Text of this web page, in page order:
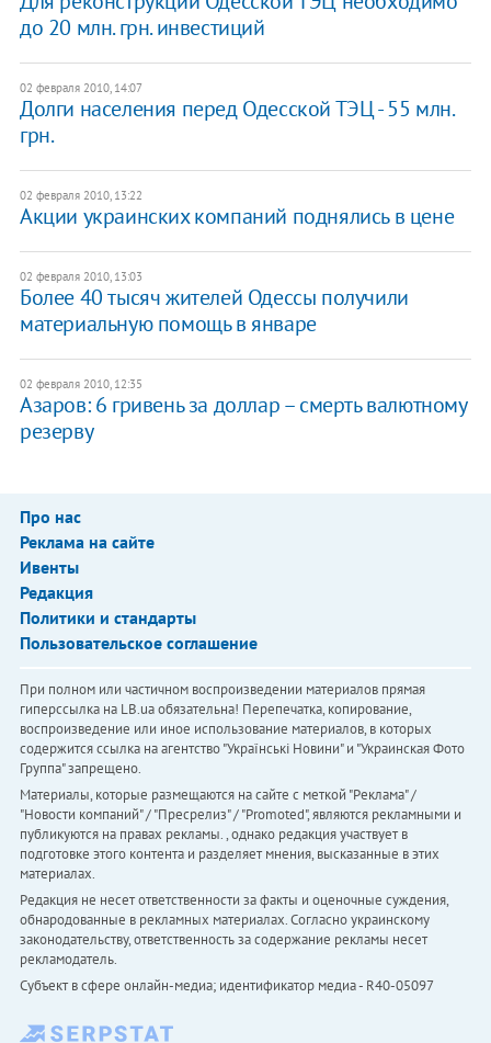
до 20 млн. грн. инвестиций
02 февраля 2010, 14:07
Долги населения перед Одесской ТЭЦ - 55 млн.
грн.
02 февраля 2010, 13:22
Акции украинских компаний поднялись в цене
02 февраля 2010, 13:03
Более 40 тысяч жителей Одессы получили
материальную помощь в январе
02 февраля 2010, 12:35
Азаров: 6 гривень за доллар – смерть валютному
резерву
Про нас
Реклама на сайте
Ивенты
Редакция
Политики и стандарты
Пользовательское соглашение
При полном или частичном воспроизведении материалов прямая
гиперссылка на LB.ua обязательна! Перепечатка, копирование,
воспроизведение или иное использование материалов, в которых
содержится ссылка на агентство "Українськi Новини" и "Украинская Фото
Группа" запрещено.
Материалы, которые размещаются на сайте с меткой "Реклама" /
"Новости компаний" / "Пресрелиз" / "Promoted", являются рекламными и
публикуются на правах рекламы. , однако редакция участвует в
подготовке этого контента и разделяет мнения, высказанные в этих
материалах.
Редакция не несет ответственности за факты и оценочные суждения,
обнародованные в рекламных материалах. Согласно украинскому
законодательству, ответственность за содержание рекламы несет
рекламодатель.
Субъект в сфере онлайн-медиа; идентификатор медиа - R40-05097